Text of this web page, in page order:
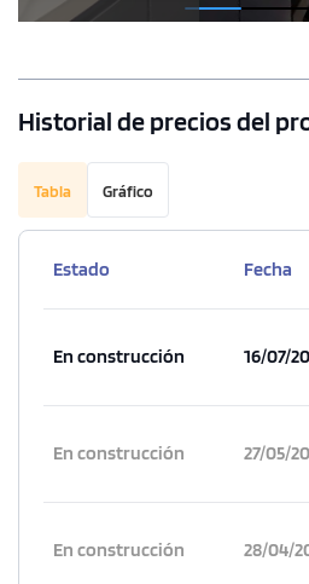
Historial de precios del
Tabla Gráfico
Estado Fecha
En construcción 16/07/
En construcción 27/05/
En construcción 28/04/